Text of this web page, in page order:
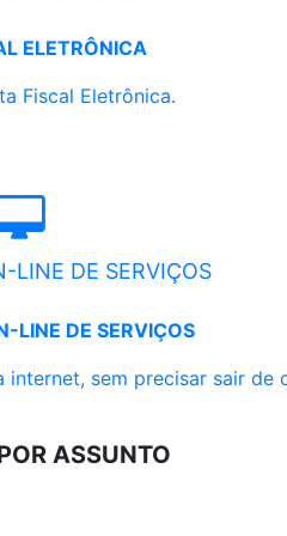
ELETRÔNICA
Fiscal Eletrônica.
LINE DE SERVIÇOS
LINE DE SERVIÇOS
sem precisar sair de
ASSUNTO